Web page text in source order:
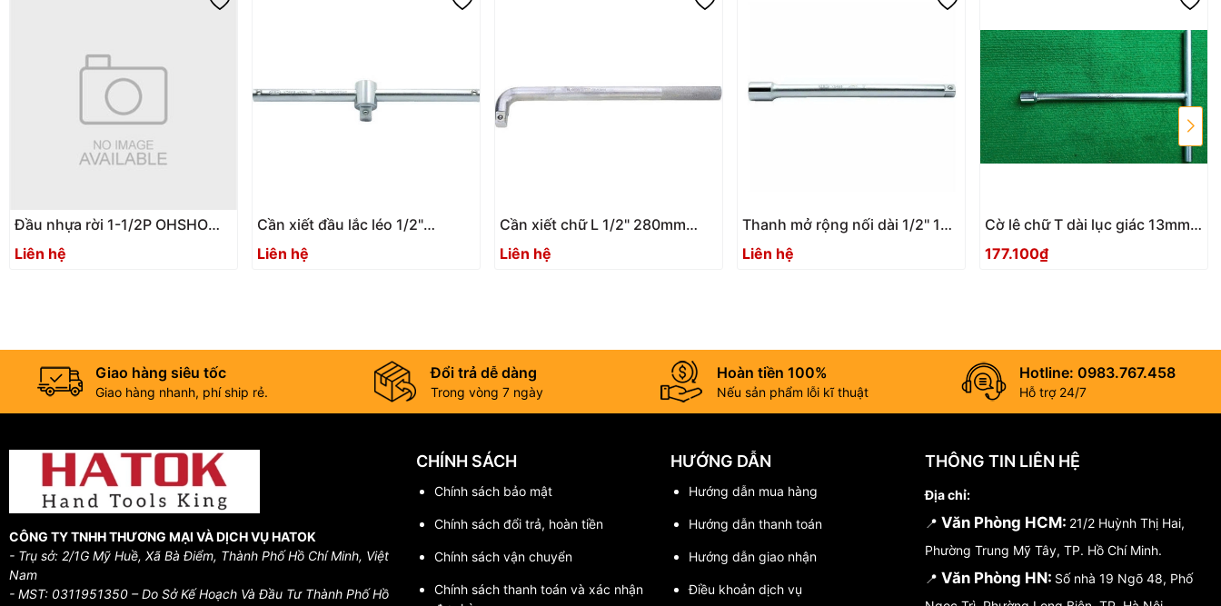
Đầu nhựa rời 1-1/2P OHSHO
033157
Liên hệ
Cần xiết đầu lắc léo 1/2"
250mm ASAHI VT0425
Liên hệ
Cần xiết chữ L 1/2" 280mm
ASAHI VL428
Liên hệ
Thanh mở rộng nối dài 1/2'' 10
inch ASAHI VE0415
Liên hệ
Cờ lê chữ T dài lục giác 13mm
OURA TW0013
177.100₫
Giao hàng siêu tốc
Giao hàng nhanh, phí ship rẻ.
Đổi trả dễ dàng
Trong vòng 7 ngày
Hoàn tiền 100%
Nếu sản phẩm lỗi kĩ thuật
Hotline: 0983.767.458
Hỗ trợ 24/7
CÔNG TY TNHH THƯƠNG MẠI VÀ DỊCH VỤ HATOK
- Trụ sở: 2/1G Mỹ Huề, Xã Bà Điểm, Thành Phố Hồ Chí Minh, Việt
Nam
- MST: 0311951350 – Do Sở Kế Hoạch Và Đầu Tư Thành Phố Hồ
CHÍNH SÁCH
Chính sách bảo mật
Chính sách đổi trả, hoàn tiền
Chính sách vận chuyển
Chính sách thanh toán và xác nhận
HƯỚNG DẪN
Hướng dẫn mua hàng
Hướng dẫn thanh toán
Hướng dẫn giao nhận
Điều khoản dịch vụ
THÔNG TIN LIÊN HỆ
Địa chỉ:
📍 Văn Phòng HCM: 21/2 Huỳnh Thị Hai,
Phường Trung Mỹ Tây, TP. Hồ Chí Minh.
📍 Văn Phòng HN: Số nhà 19 Ngõ 48, Phố